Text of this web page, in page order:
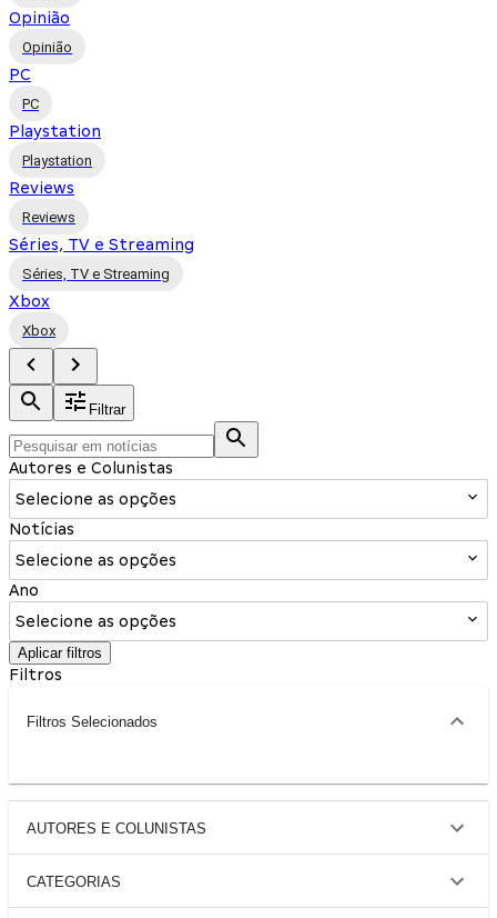
Opinião
Opinião
PC
PC
Playstation
Playstation
Reviews
Reviews
Séries, TV e Streaming
Séries, TV e Streaming
Xbox
Xbox
Filtrar
Autores e Colunistas
Selecione as opções
Notícias
Selecione as opções
Ano
Selecione as opções
Aplicar filtros
Filtros
Filtros Selecionados
AUTORES E COLUNISTAS
CATEGORIAS